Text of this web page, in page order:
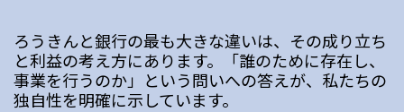
ろうきんと銀行の最も大きな違いは、その成り立ち
と利益の考え方にあります。「誰のために存在し、
事業を行うのか」という問いへの答えが、私たちの
独自性を明確に示しています。